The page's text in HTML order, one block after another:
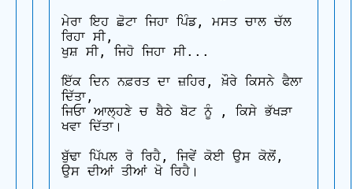
ਮੇਰਾ ਇਹ ਛੋਟਾ ਜਿਹਾ ਪਿੰਡ, ਮਸਤ ਚਾਲ ਚੱਲ
ਰਿਹਾ ਸੀ,
ਖੁਸ਼ ਸੀ, ਜਿਹੋ ਜਿਹਾ ਸੀ...
ਇੱਕ ਦਿਨ ਨਫ਼ਰਤ ਦਾ ਜ਼ਹਿਰ, ਖ਼ੌਰੇ ਕਿਸਨੇ ਫੈਲਾ
ਦਿੱਤਾ,
ਜਿਓਾ ਆਲ੍ਹਣੇ ਚ ਬੈਠੇ ਬੋਟ ਨੂੰ , ਕਿਸੇ ਭੱਖੜਾ
ਖਵਾ ਦਿੱਤਾ।
ਬੁੱਢਾ ਪਿੱਪਲ ਰੋ ਰਿਹੈ, ਜਿਵੇਂ ਕੋਈ ਉਸ ਕੋਲੋਂ,
ਉਸ ਦੀਆਂ ਤੀਆਂ ਖੋ ਰਿਹੈ।